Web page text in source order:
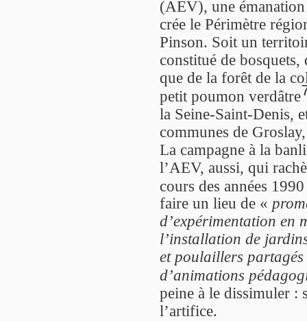
(AEV), une
crée le Périmètre
Pinson. Soit un
constitué de bosquets,
que de la forêt de la
petit poumon verdâtre
la Seine-Saint-Denis,
communes de
La campagne à la
l’AEV, aussi, qui
cours des années
faire un lieu de «
d’expérimentation en
l’installation de
et poulaillers
d’animations
peine à le dissimuler :
l’artifice.